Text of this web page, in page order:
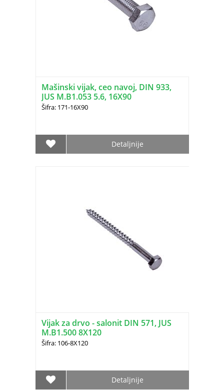
Mašinski vijak, ceo navoj, DIN 933,
JUS M.B1.053 5.6, 16X90
Šifra: 171-16X90
Detaljnije
Vijak za drvo - salonit DIN 571, JUS
M.B1.500 8X120
Šifra: 106-8X120
Detaljnije